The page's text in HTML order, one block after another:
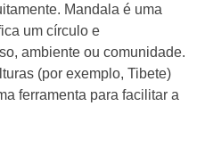
Mandala é uma
um círculo e
ambiente ou comunidade.
(por exemplo, Tibete)
ferramenta para facilitar a